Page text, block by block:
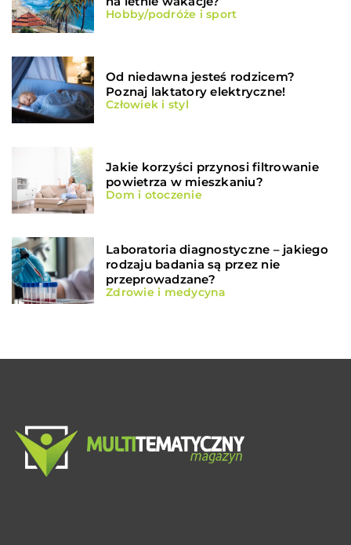
Hobby/podróże i sport
Od niedawna jesteś rodzicem?
Poznaj laktatory elektryczne!
Człowiek i styl
Jakie korzyści przynosi filtrowanie
powietrza w mieszkaniu?
Dom i otoczenie
Laboratoria diagnostyczne – jakiego
rodzaju badania są przez nie
przeprowadzane?
Zdrowie i medycyna